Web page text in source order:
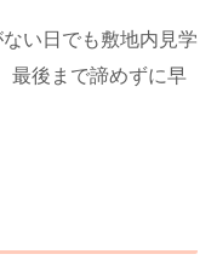
い日でも敷地内見学
最後まで諦めずに早